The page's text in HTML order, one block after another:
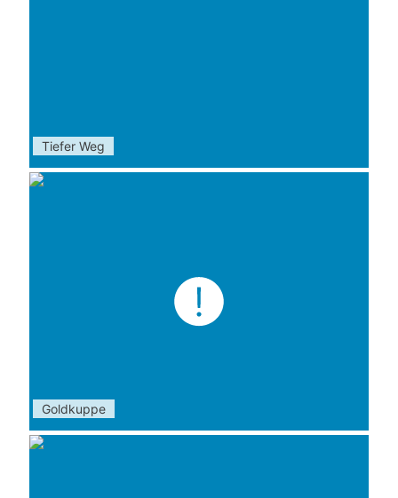
Tiefer Weg
Goldkuppe